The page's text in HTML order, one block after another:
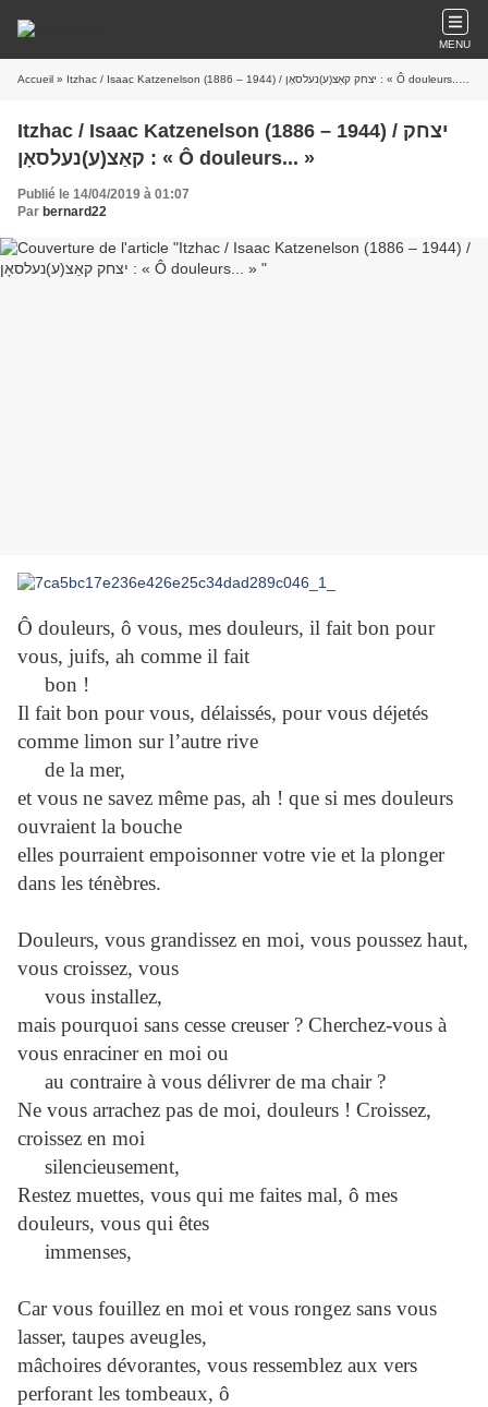
MENU
Accueil » Itzhac / Isaac Katzenelson (1886 – 1944) / יצחק קאַצ(ע)נעלסאָן : « Ô douleurs... »
Itzhac / Isaac Katzenelson (1886 – 1944) / יצחק
קאַצ(ע)נעלסאָן : « Ô douleurs... »
Publié le 14/04/2019 à 01:07
Par bernard22
Ô douleurs, ô vous, mes douleurs, il fait bon pour
vous, juifs, ah comme il fait
bon !
Il fait bon pour vous, délaissés, pour vous déjetés
comme limon sur l’autre rive
de la mer,
et vous ne savez même pas, ah ! que si mes douleurs
ouvraient la bouche
elles pourraient empoisonner votre vie et la plonger
dans les ténèbres.
Douleurs, vous grandissez en moi, vous poussez haut,
vous croissez, vous
vous installez,
mais pourquoi sans cesse creuser ? Cherchez-vous à
vous enraciner en moi ou
au contraire à vous délivrer de ma chair ?
Ne vous arrachez pas de moi, douleurs ! Croissez,
croissez en moi
silencieusement,
Restez muettes, vous qui me faites mal, ô mes
douleurs, vous qui êtes
immenses,
Car vous fouillez en moi et vous rongez sans vous
lasser, taupes aveugles,
mâchoires dévorantes, vous ressemblez aux vers
perforant les tombeaux, ô